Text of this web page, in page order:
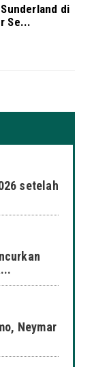
di
Se...
setelah
Neymar